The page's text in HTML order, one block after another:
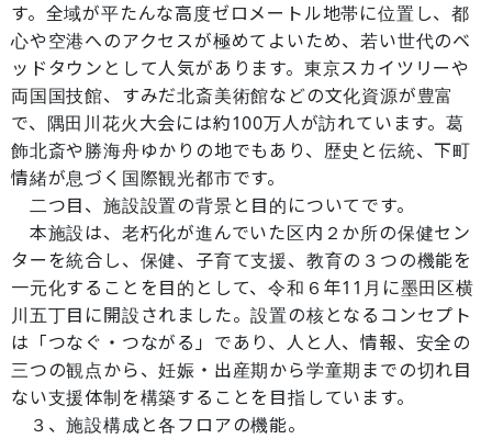
す。全域が平たんな高度ゼロメートル地帯に位置し、都
心や空港へのアクセスが極めてよいため、若い世代のベ
ッドタウンとして人気があります。東京スカイツリーや
両国国技館、すみだ北斎美術館などの文化資源が豊富
で、隅田川花火大会には約100万人が訪れています。葛
飾北斎や勝海舟ゆかりの地でもあり、歴史と伝統、下町
情緒が息づく国際観光都市です。
二つ目、施設設置の背景と目的についてです。
本施設は、老朽化が進んでいた区内２か所の保健セン
ターを統合し、保健、子育て支援、教育の３つの機能を
一元化することを目的として、令和６年11月に墨田区横
川五丁目に開設されました。設置の核となるコンセプト
は「つなぐ・つながる」であり、人と人、情報、安全の
三つの観点から、妊娠・出産期から学童期までの切れ目
ない支援体制を構築することを目指しています。
３、施設構成と各フロアの機能。